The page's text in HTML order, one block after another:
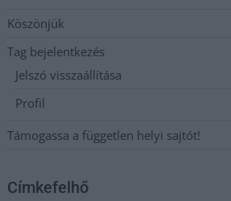
Köszönjük
Tag bejelentkezés
Jelszó visszaállítása
Profil
Támogassa a független helyi sajtót!
Címkefelhő